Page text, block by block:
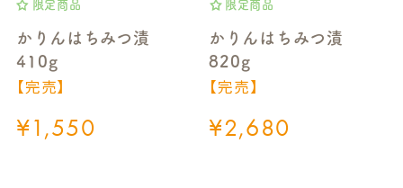
限定商品
かりんはちみつ漬
410g
【完売】
¥1,550
限定商品
かりんはちみつ漬
820g
【完売】
¥2,680